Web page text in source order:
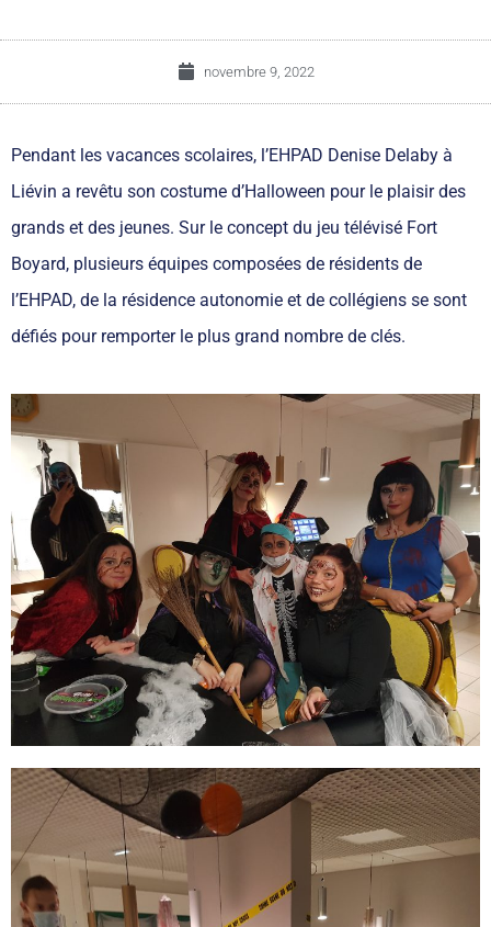
novembre 9, 2022
Pendant les vacances scolaires, l’EHPAD Denise Delaby à
Liévin a revêtu son costume d’Halloween pour le plaisir des
grands et des jeunes. Sur le concept du jeu télévisé Fort
Boyard, plusieurs équipes composées de résidents de
l’EHPAD, de la résidence autonomie et de collégiens se sont
défiés pour remporter le plus grand nombre de clés.